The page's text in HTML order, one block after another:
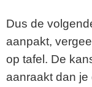
Dus de
aanpakt,
op tafel. De
aanraakt dan je